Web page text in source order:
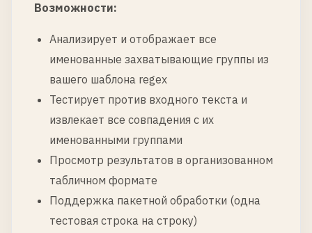
Возможности:
Анализирует и отображает все
именованные захватывающие группы из
вашего шаблона regex
Тестирует против входного текста и
извлекает все совпадения с их
именованными группами
Просмотр результатов в организованном
табличном формате
Поддержка пакетной обработки (одна
тестовая строка на строку)